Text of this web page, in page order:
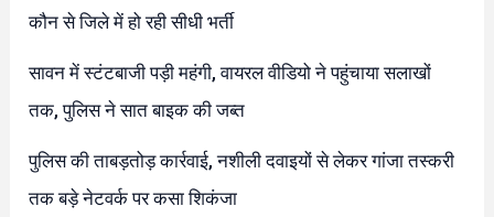
कौन से जिले में हो रही सीधी भर्ती
सावन में स्टंटबाजी पड़ी महंगी, वायरल वीडियो ने पहुंचाया सलाखों
तक, पुलिस ने सात बाइक की जब्त
पुलिस की ताबड़तोड़ कार्रवाई, नशीली दवाइयों से लेकर गांजा तस्करी
तक बड़े नेटवर्क पर कसा शिकंजा